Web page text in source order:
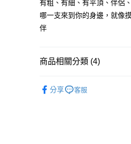
全家取貨付款
7-11取貨付款
有粗、有細、有平頂、伴侶
哪一支來到你的身邊，就像
伴
商品相關分類 (4)
分享 客服